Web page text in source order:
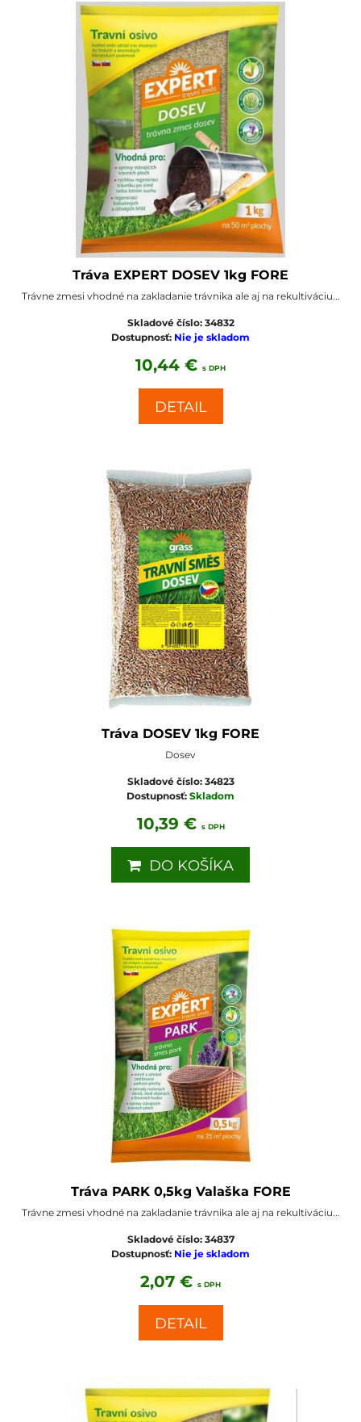
Tráva EXPERT DOSEV 1kg FORE
Trávne zmesi vhodné na zakladanie trávnika ale aj na rekultiváciu...
Skladové číslo: 34832
Dostupnosť: Nie je skladom
10,44 € s DPH
DETAIL
Tráva DOSEV 1kg FORE
Dosev
Skladové číslo: 34823
Dostupnosť: Skladom
10,39 € s DPH
DO KOŠÍKA
Tráva PARK 0,5kg Valaška FORE
Trávne zmesi vhodné na zakladanie trávnika ale aj na rekultiváciu...
Skladové číslo: 34837
Dostupnosť: Nie je skladom
2,07 € s DPH
DETAIL